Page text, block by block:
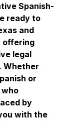
Spanish-
ready to
and
offering
legal
Whether
or
by
with the